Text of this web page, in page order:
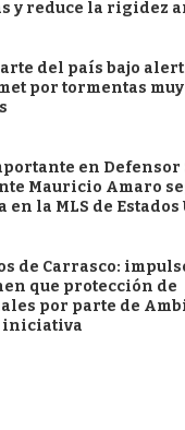
y reduce la rigidez
del país bajo
por tormentas
en
Mauricio Amaro
en la MLS de Estados
de Carrasco:
que protección de
por parte de
iniciativa